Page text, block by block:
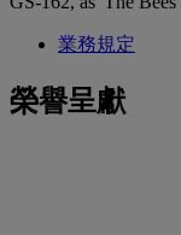
業務規定
榮譽呈獻